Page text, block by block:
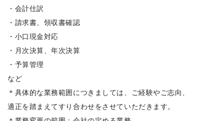
・会計仕訳
・請求書、領収書確認
・小口現金対応
・月次決算、年次決算
・予算管理
など
＊具体的な業務範囲につきましては、ご経験やご志向、
適正を踏まえてすり合わせをさせていただきます。